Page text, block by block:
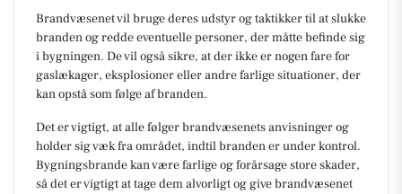
Brandvæsenet vil bruge deres udstyr og taktikker til at slukke
branden og redde eventuelle personer, der måtte befinde sig
i bygningen. De vil også sikre, at der ikke er nogen fare for
gaslækager, eksplosioner eller andre farlige situationer, der
kan opstå som følge af branden.
Det er vigtigt, at alle følger brandvæsenets anvisninger og
holder sig væk fra området, indtil branden er under kontrol.
Bygningsbrande kan være farlige og forårsage store skader,
så det er vigtigt at tage dem alvorligt og give brandvæsenet